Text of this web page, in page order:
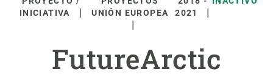
INICIATIVA
UNIÓN EUROPEA
2021
FutureArctic
Responsive
menu
SOBRE NOSOTROS
CIENCIA EN ACCIÓN